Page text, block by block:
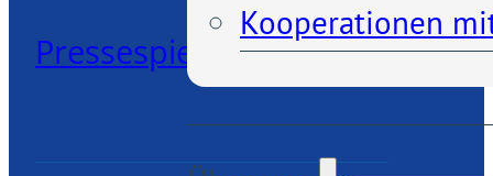
Kooperationen
Pressespiegel